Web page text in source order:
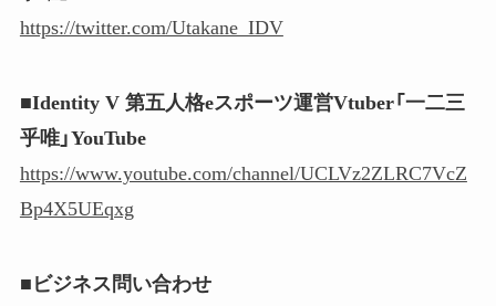
https://twitter.com/Utakane_IDV
■Identity V 第五人格eスポーツ運営Vtuber「一二三
乎唯」YouTube
https://www.youtube.com/channel/UCLVz2ZLRC7VcZ
Bp4X5UEqxg
■ビジネス問い合わせ